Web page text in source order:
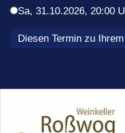
Termine
Sa, 31.10.2026, 20:00
Diesen Termin zu